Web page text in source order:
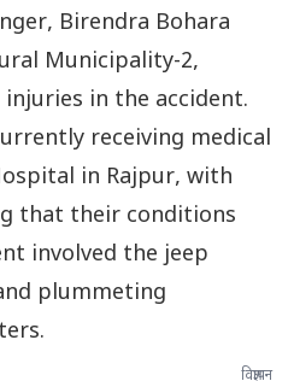
Birendra Bohara
Municipality-2,
in the accident.
receiving medical
in Rajpur, with
that their conditions
involved the jeep
plummeting
विज्ञापन